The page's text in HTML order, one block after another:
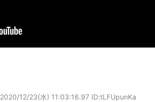
2020/12/23(水) 11:03:16.97 ID:tLFUpunKa